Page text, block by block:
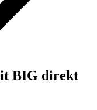
BIG direkt